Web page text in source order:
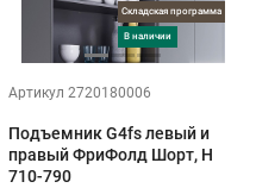
Складская программа
в наличии
Артикул 2720180006
Подъемник G4fs левый и
правый ФриФолд Шорт, H
710-790